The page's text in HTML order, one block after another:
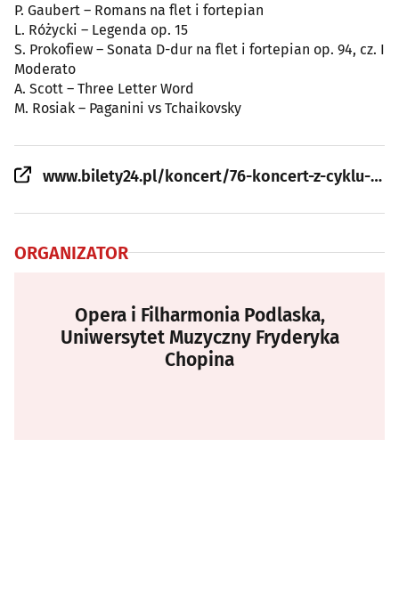
P. Gaubert – Romans na flet i fortepian
L. Różycki – Legenda op. 15
S. Prokofiew – Sonata D-dur na flet i fortepian op. 94, cz. I
Moderato
A. Scott – Three Letter Word
M. Rosiak – Paganini vs Tchaikovsky
www.bilety24.pl/koncert/76-koncert-z-cyklu-studencka-scena-mlodych-153608?id=913697
ORGANIZATOR
Opera i Filharmonia Podlaska,
Uniwersytet Muzyczny Fryderyka
Chopina